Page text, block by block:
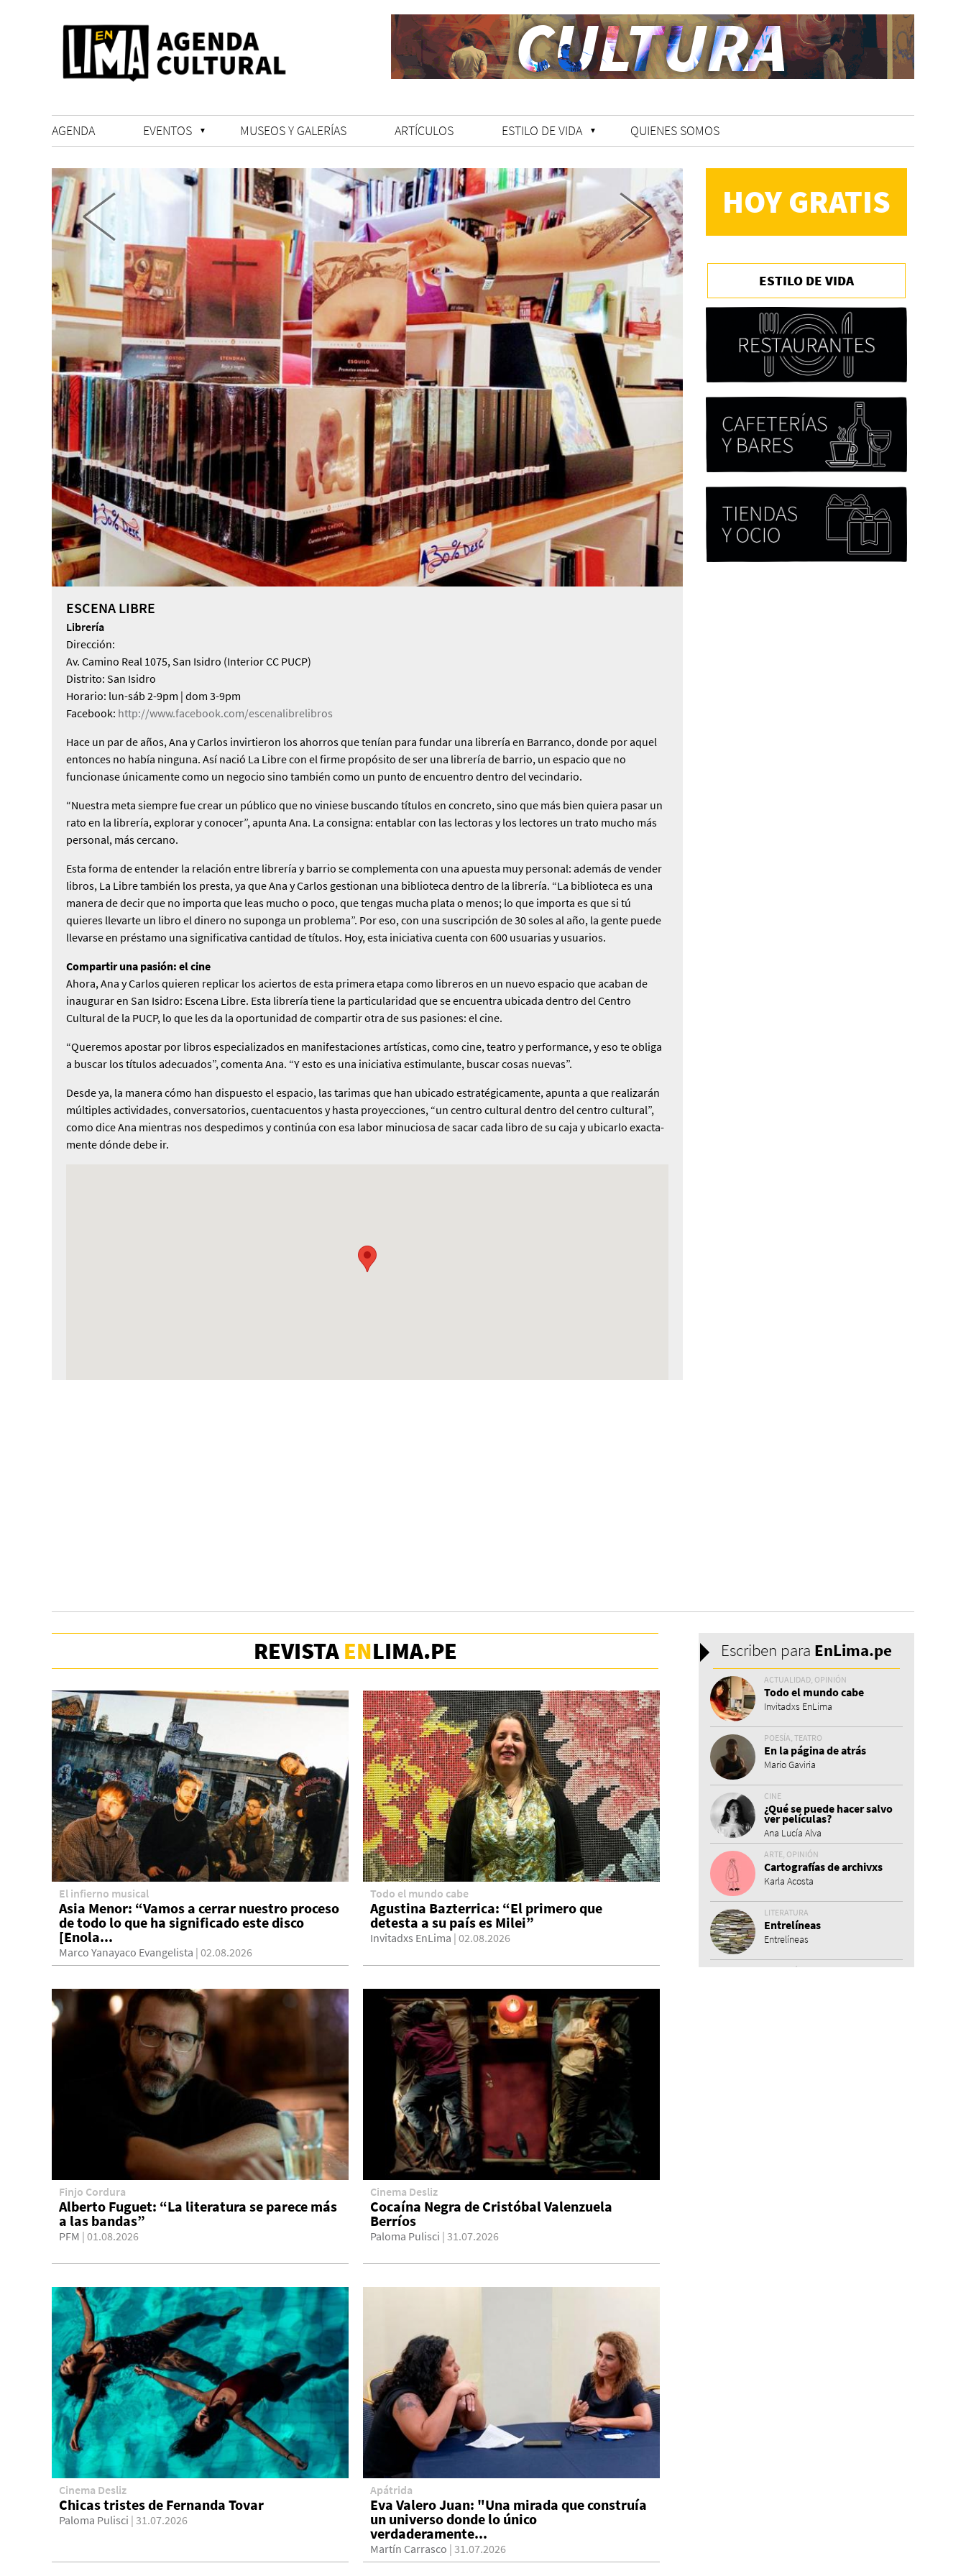
AGENDA EVENTOS MUSEOS Y GALERÍAS ARTÍCULOS ESTILO DE VIDA QUIENES SOMOS
ESCENA LIBRE
Librería
Dirección:
Av. Camino Real 1075, San Isidro (Interior CC PUCP)
Distrito: San Isidro
Horario: lun-sáb 2-9pm | dom 3-9pm
Facebook: http://www.facebook.com/escenalibrelibros
Hace un par de años, Ana y Car­los invirtieron los ahorros que te­nían para fundar una librería en Barranco, donde por aquel
en­tonces no había ninguna. Así na­ció La Libre con el firme propósi­to de ser una librería de barrio, un espacio que no
funcionase únicamente como un negocio sino también como un punto de encuentro dentro del vecindario.
“Nuestra meta siempre fue crear un público que no viniese bus­cando títulos en concreto, sino que más bien quiera pasar un
rato en la librería, explorar y co­nocer”, apunta Ana. La consigna: entablar con las lectoras y los lectores un trato mucho más
personal, más cercano.
Esta forma de entender la rela­ción entre librería y barrio se complementa con una apuesta muy personal: además de ven­der
libros, La Libre también los presta, ya que Ana y Carlos ges­tionan una biblioteca dentro de la librería. “La biblioteca es una
manera de decir que no importa que leas mucho o poco, que ten­gas mucha plata o menos; lo que importa es que si tú
quieres lle­varte un libro el dinero no supon­ga un problema”. Por eso, con una suscripción de 30 soles al año, la gente puede
llevarse en présta­mo una significativa cantidad de títulos. Hoy, esta iniciativa cuenta con 600 usuarias y usuarios.
Compartir una pasión: el cine
Ahora, Ana y Carlos quieren repli­car los aciertos de esta primera etapa como libreros en un nuevo espacio que acaban de
inaugu­rar en San Isidro: Escena Libre. Esta librería tiene la particulari­dad que se encuentra ubicada dentro del Centro
Cultural de la PUCP, lo que les da la oportuni­dad de compartir otra de sus pasiones: el cine.
“Queremos apostar por libros especializa­dos en manifestaciones artísti­cas, como cine, teatro y perfor­mance, y eso te obliga
a buscar los títulos adecuados”, comenta Ana. “Y esto es una iniciativa esti­mulante, buscar cosas nuevas”.
Desde ya, la manera cómo han dispuesto el espacio, las tarimas que han ubicado estratégica­mente, apunta a que realizarán
múltiples actividades, conversa­torios, cuentacuentos y hasta proyecciones, “un centro cultu­ral dentro del centro cultural”,
como dice Ana mientras nos despedimos y continúa con esa labor minuciosa de sacar cada li­bro de su caja y ubicarlo exacta­
mente dónde debe ir.
HOY GRATIS
ESTILO DE VIDA
REVISTA ENLIMA.PE
El infierno musical
Asia Menor: “Vamos a cerrar nuestro proceso
de todo lo que ha significado este disco
[Enola...
Marco Yanayaco Evangelista | 02.08.2026
Todo el mundo cabe
Agustina Bazterrica: “El primero que
detesta a su país es Milei”
Invitadxs EnLima | 02.08.2026
Finjo Cordura
Alberto Fuguet: “La literatura se parece más
a las bandas”
PFM | 01.08.2026
Cinema Desliz
Cocaína Negra de Cristóbal Valenzuela
Berríos
Paloma Pulisci | 31.07.2026
Cinema Desliz
Chicas tristes de Fernanda Tovar
Paloma Pulisci | 31.07.2026
Apátrida
Eva Valero Juan: "Una mirada que construía
un universo donde lo único
verdaderamente...
Martín Carrasco | 31.07.2026
Escriben para EnLima.pe
ACTUALIDAD, OPINIÓN
Todo el mundo cabe
Invitadxs EnLima
POESÍA, TEATRO
En la página de atrás
Mario Gaviria
CINE
¿Qué se puede hacer salvo
ver películas?
Ana Lucía Alva
ARTE, OPINIÓN
Cartografías de archivxs
Karla Acosta
LITERATURA
Entrelíneas
Entrelíneas
CINE, CRÍTICA